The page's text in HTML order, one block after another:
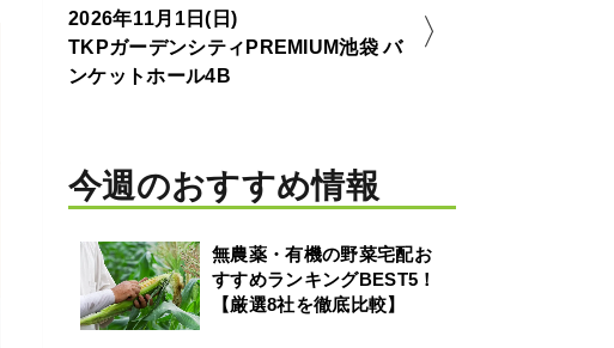
2026年11月1日(日)
TKPガーデンシティPREMIUM池袋 バ
ンケットホール4B
今週のおすすめ情報
無農薬・有機の野菜宅配お
すすめランキングBEST5！
【厳選8社を徹底比較】